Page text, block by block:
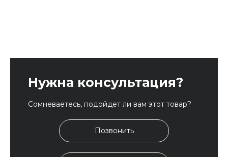
Нужна консультация?
Сомневаетесь, подойдет ли вам этот товар?
Позвонить